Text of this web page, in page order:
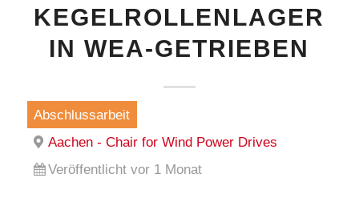
KEGELROLLENLAGER
IN WEA-GETRIEBEN
Abschlussarbeit
Aachen - Chair for Wind Power Drives
Veröffentlicht vor 1 Monat